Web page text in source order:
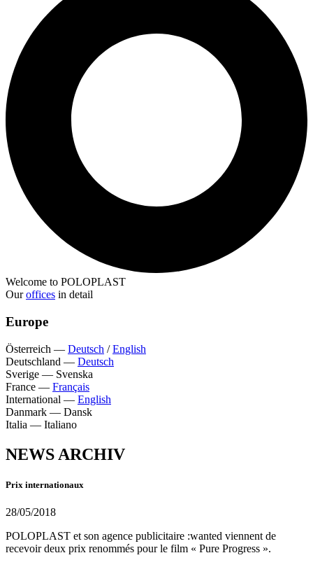
Welcome to POLOPLAST
Ouroffices in detail
Europe
Österreich — Deutsch /English
Deutschland — Deutsch
Sverige — Svenska
France — Français
International — English
Danmark — Dansk
Italia — Italiano
NEWS ARCHIV
Prix internationaux
28/05/2018
POLOPLAST et son agence publicitaire :wanted viennent de
recevoir deux prix renommés pour le film « Pure Progress ».